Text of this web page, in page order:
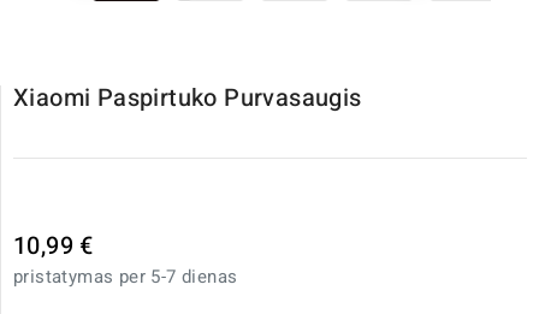
Xiaomi Paspirtuko Purvasaugis
10,99 €
pristatymas per 5-7 dienas